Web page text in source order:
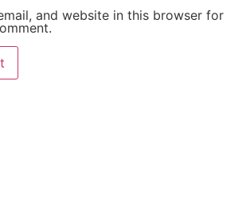
and website in this browser for